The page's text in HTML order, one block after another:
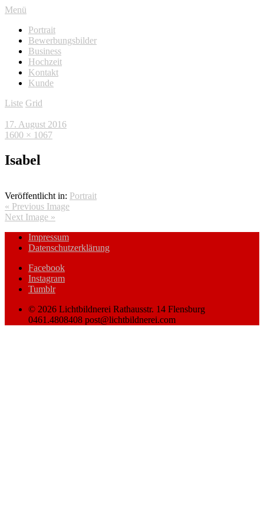
Menü
Portrait
Bewerbungsbilder
Business
Hochzeit
Kontakt
Kunde
Liste Grid
17. August 2016
1600 × 1067
Isabel
Veröffentlicht in: Portrait
« Previous Image
Next Image »
Impressum
Datenschutzerklärung
Facebook
Instagram
Tumblr
© 2026 Lichtbildnerei Rathausstr. 14 Flensburg
0461.4808408 post@lichtbildnerei.com